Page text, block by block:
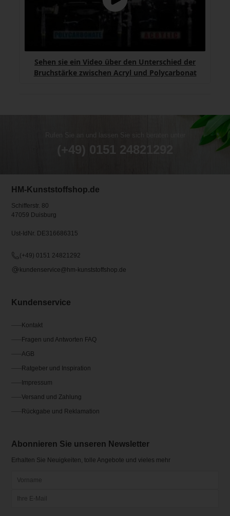
Sehen sie ein Video über den Unterschied der
Bruchstärke zwischen Acryl und Polycarbonat
Rufen Sie an und lassen Sie sich beraten unter
(+49) 0151 24821292
HM-Kunststoffshop.de
Schifferstr. 80
47059 Duisburg
Ust-IdNr. DE316686315
(+49) 0151 24821292
kundenservice@hm-kunststoffshop.de
Kundenservice
Kontakt
Fragen und Antworten FAQ
AGB
Ratgeber und Inspiration
Impressum
Versand und Zahlung
Rückgabe und Reklamation
Abonnieren Sie unseren Newsletter
Erhalten Sie Neuigkeiten, tolle Angebote und vieles mehr